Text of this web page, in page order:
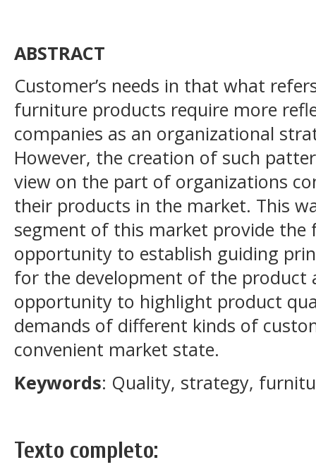
ABSTRACT
Customer’s needs in that what
furniture products require more
companies as an organizational
However, the creation of such
view on the part of organizations
their products in the market. This
segment of this market provide the
opportunity to establish guiding
for the development of the product
opportunity to highlight product
demands of different kinds of
convenient market state.
Keywords: Quality, strategy,
Texto completo: